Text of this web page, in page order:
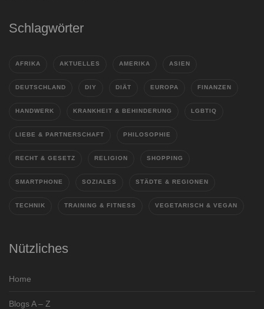
Schlagwörter
AFRIKA AKTUELLES AMERIKA ASIEN
DEUTSCHLAND DIY DIÄT EUROPA FINANZEN
HANDWERK KRANKHEIT & BEHINDERUNG LGBTIQ
LIEBE & PARTNERSCHAFT PHILOSOPHIE
RECHT & GESETZ RELIGION SHOPPING
SMARTPHONE SOZIALES STÄDTE & REGIONEN
TECHNIK TRAINING & FITNESS VEGETARISCH & VEGAN
Nützliches
Home
Blogs A – Z